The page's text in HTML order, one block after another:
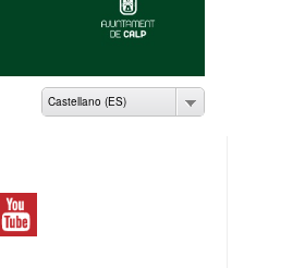
Castellano (ES)